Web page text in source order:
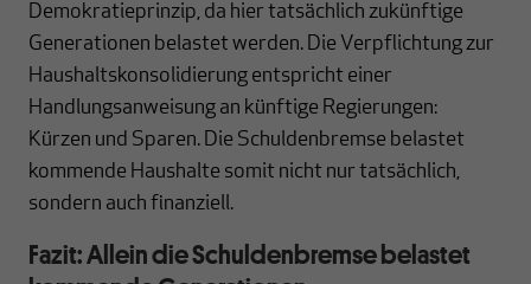
Demokratieprinzip, da hier tatsächlich zukünftige
Generationen belastet werden. Die Verpflichtung zur
Haushaltskonsolidierung entspricht einer
Handlungsanweisung an künftige Regierungen:
Kürzen und Sparen. Die Schuldenbremse belastet
kommende Haushalte somit nicht nur tatsächlich,
sondern auch finanziell.
Fazit: Allein die Schuldenbremse belastet